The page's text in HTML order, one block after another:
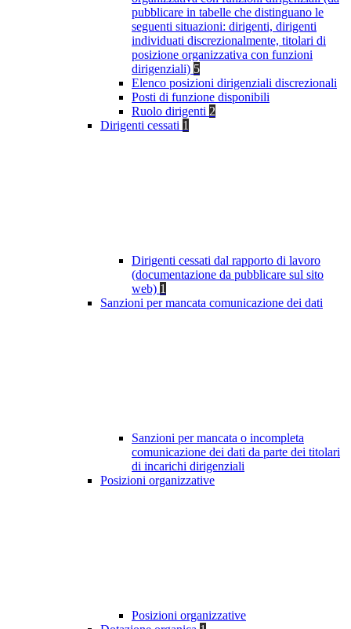
pubblicare in tabelle che distinguano le
seguenti situazioni: dirigenti, dirigenti
individuati discrezionalmente, titolari di
posizione organizzativa con funzioni
dirigenziali) 5
Elenco posizioni dirigenziali discrezionali
Posti di funzione disponibili
Ruolo dirigenti 2
Dirigenti cessati 1
Dirigenti cessati dal rapporto di lavoro
(documentazione da pubblicare sul sito
web) 1
Sanzioni per mancata comunicazione dei dati
Sanzioni per mancata o incompleta
comunicazione dei dati da parte dei titolari
di incarichi dirigenziali
Posizioni organizzative
Posizioni organizzative